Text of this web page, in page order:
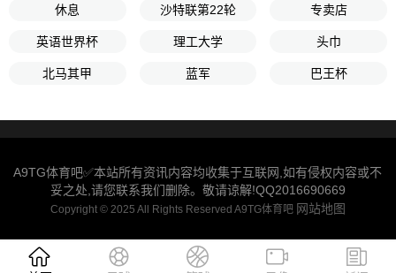
休息 沙特联第22轮 专卖店
英语世界杯 理工大学 头巾
北马其甲 蓝军 巴王杯
A9TG体育吧✅本站所有资讯内容均收集于互联网,如有侵权内容或不
妥之处,请您联系我们删除。敬请谅解!QQ2016690669
Copyright © 2025 All Rights Reserved A9TG体育吧 网站地图